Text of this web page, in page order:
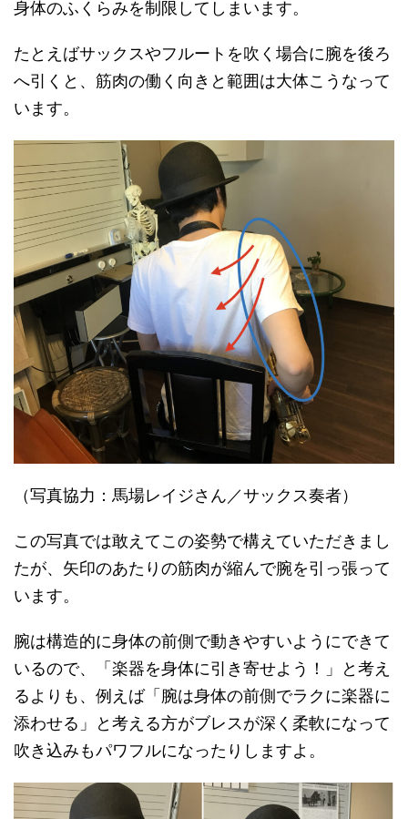
身体のふくらみを制限してしまいます。
たとえばサックスやフルートを吹く場合に腕を後ろ
へ引くと、筋肉の働く向きと範囲は大体こうなって
います。
（写真協力：馬場レイジさん／サックス奏者）
この写真では敢えてこの姿勢で構えていただきまし
たが、矢印のあたりの筋肉が縮んで腕を引っ張って
います。
腕は構造的に身体の前側で動きやすいようにできて
いるので、「楽器を身体に引き寄せよう！」と考え
るよりも、例えば「腕は身体の前側でラクに楽器に
添わせる」と考える方がブレスが深く柔軟になって
吹き込みもパワフルになったりしますよ。